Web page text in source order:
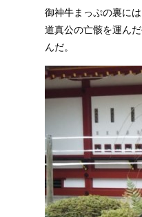
御神牛まっぷの裏に
道真公の亡骸を運ん
んだ。